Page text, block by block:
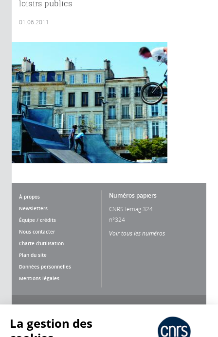
loisirs publics
01.06.2011
À propos
Newsletters
Équipe / crédits
Nous contacter
Charte d'utilisation
Plan du site
Données personnelles
Mentions légales
Numéros papiers
CNRS lemag 324
n°324
Voir tous les numéros
La gestion des